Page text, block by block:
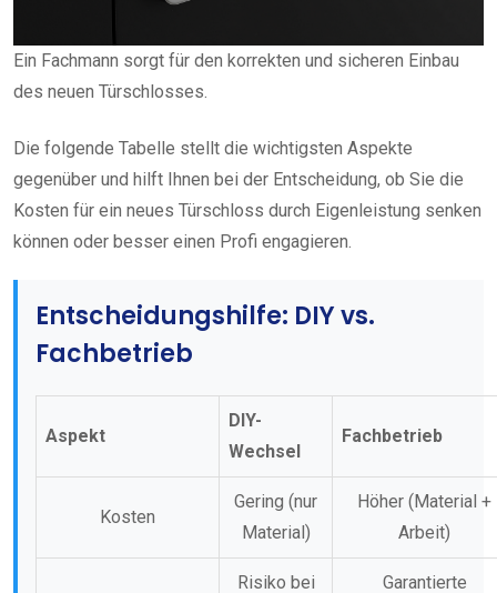
Ein Fachmann sorgt für den korrekten und sicheren Einbau
des neuen Türschlosses.
Die folgende Tabelle stellt die wichtigsten Aspekte
gegenüber und hilft Ihnen bei der Entscheidung, ob Sie die
Kosten für ein neues Türschloss durch Eigenleistung senken
können oder besser einen Profi engagieren.
Entscheidungshilfe: DIY vs.
Fachbetrieb
Aspekt
DIY-
Wechsel
Fachbetrieb
Kosten
Gering (nur
Material)
Höher (Material +
Arbeit)
Risiko bei
Garantierte